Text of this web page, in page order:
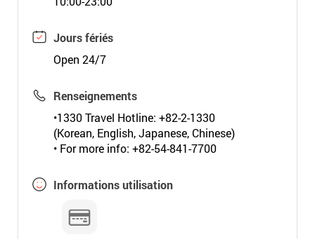
Jours fériés
Open 24/7
Renseignements
•1330 Travel Hotline: +82-2-1330
(Korean, English, Japanese, Chinese)
• For more info: +82-54-841-7700
Informations utilisation